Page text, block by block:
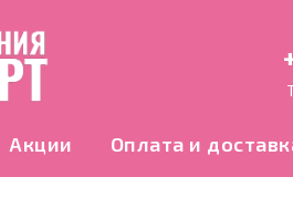
Акции Оплата и